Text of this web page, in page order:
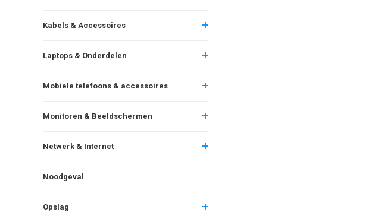
Kabels & Accessoires
Laptops & Onderdelen
Mobiele telefoons & accessoires
Monitoren & Beeldschermen
Netwerk & Internet
Noodgeval
Opslag